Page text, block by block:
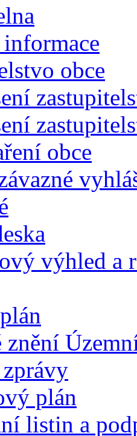
obce
obce
výhled a
znění
plán
listin a